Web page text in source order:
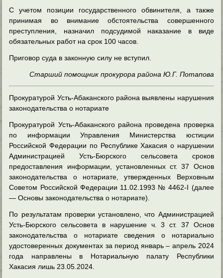
С учетом позиции государственного обвинителя, а также
принимая во внимание обстоятельства совершенного
преступления, назначил подсудимой наказание в виде
обязательных работ на срок 100 часов.
Приговор суда в законную силу не вступил.
Старший помощник прокурора района Ю.Г. Потапова
Прокуратурой Усть-Абаканского района выявлены нарушения
законодательства о нотариате
Прокуратурой Усть-Абаканского района проведена проверка
по информации Управления Министерства юстиции
Российской Федерации по Республике Хакасия о нарушении
Администрацией Усть-Бюрского сельсовета сроков
предоставления информации, установленных ст. 37 Основ
законодательства о нотариате, утвержденных Верховным
Советом Российской Федерации 11.02.1993 № 4462-I (далее
— Основы законодательства о нотариате).
По результатам проверки установлено, что Администрацией
Усть-Бюрского сельсовета в нарушение ч. 3 ст. 37 Основ
законодательства о нотариате сведения о нотариально
удостоверенных документах за период январь – апрель 2024
года направлены в Нотариальную палату Республики
Хакасия лишь 23.05.2024.